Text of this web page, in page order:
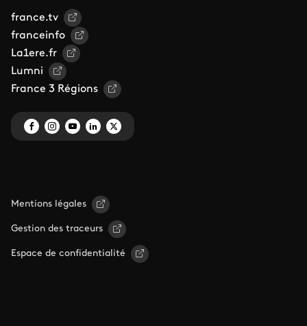
france.tv
franceinfo
La1ere.fr
Lumni
France 3 Régions
Mentions légales
Gestion des traceurs
Espace de confidentialité